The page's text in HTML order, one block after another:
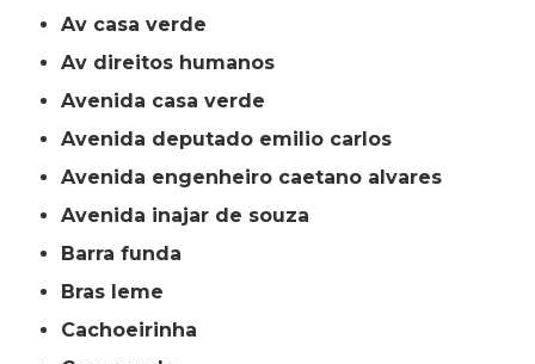
av casa verde
av direitos humanos
avenida casa verde
avenida deputado emilio carlos
avenida engenheiro caetano alvares
avenida inajar de souza
barra funda
bras leme
cachoeirinha